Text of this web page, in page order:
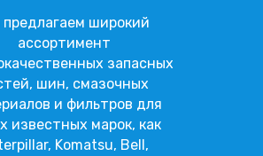
широкий
ассортимент
запасных
шин, смазочных
и фильтров для
известных марок, как
Komatsu, Bell,